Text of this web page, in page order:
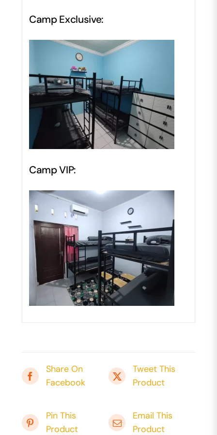
Camp Exclusive:
Camp VIP:
Share On
Facebook
Tweet This
Product
Pin This
Product
Email This
Product